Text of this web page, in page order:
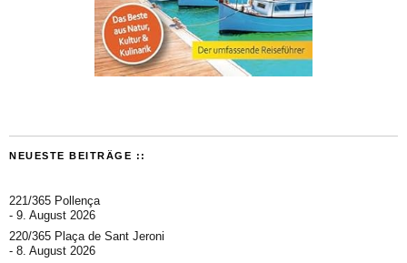
NEUESTE BEITRÄGE ::
221/365 Pollença
9. August 2026
220/365 Plaça de Sant Jeroni
8. August 2026